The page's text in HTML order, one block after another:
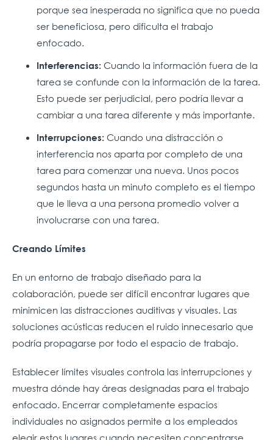
porque sea inesperada no significa que no pueda
ser beneficiosa, pero dificulta el trabajo
enfocado.
Interferencias: Cuando la información fuera de la
tarea se confunde con la información de la tarea.
Esto puede ser perjudicial, pero podría llevar a
cambiar a una tarea diferente y más importante.
Interrupciones: Cuando una distracción o
interferencia nos aparta por completo de una
tarea para comenzar una nueva. Unos pocos
segundos hasta un minuto completo es el tiempo
que le lleva a una persona promedio volver a
involucrarse con una tarea.
Creando Límites
En un entorno de trabajo diseñado para la
colaboración, puede ser difícil encontrar lugares que
minimicen las distracciones auditivas y visuales. Las
soluciones acústicas reducen el ruido innecesario que
podría propagarse por todo el espacio de trabajo.
Establecer límites visuales controla las interrupciones y
muestra dónde hay áreas designadas para el trabajo
enfocado. Encerrar completamente espacios
individuales no asignados permite a los empleados
elegir estos lugares cuando necesiten concentrarse